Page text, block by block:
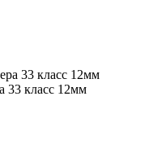
33 класс 12мм